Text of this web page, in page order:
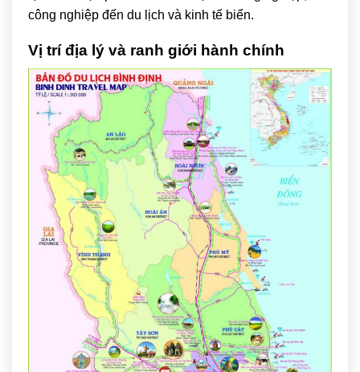
công nghiệp đến du lịch và kinh tế biển.
Vị trí địa lý và ranh giới hành chính